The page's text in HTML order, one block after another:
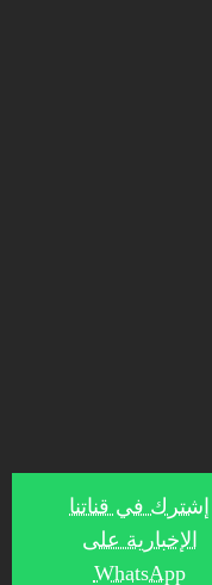
إشترك في قناتنا
الإخبارية على
WhatsApp